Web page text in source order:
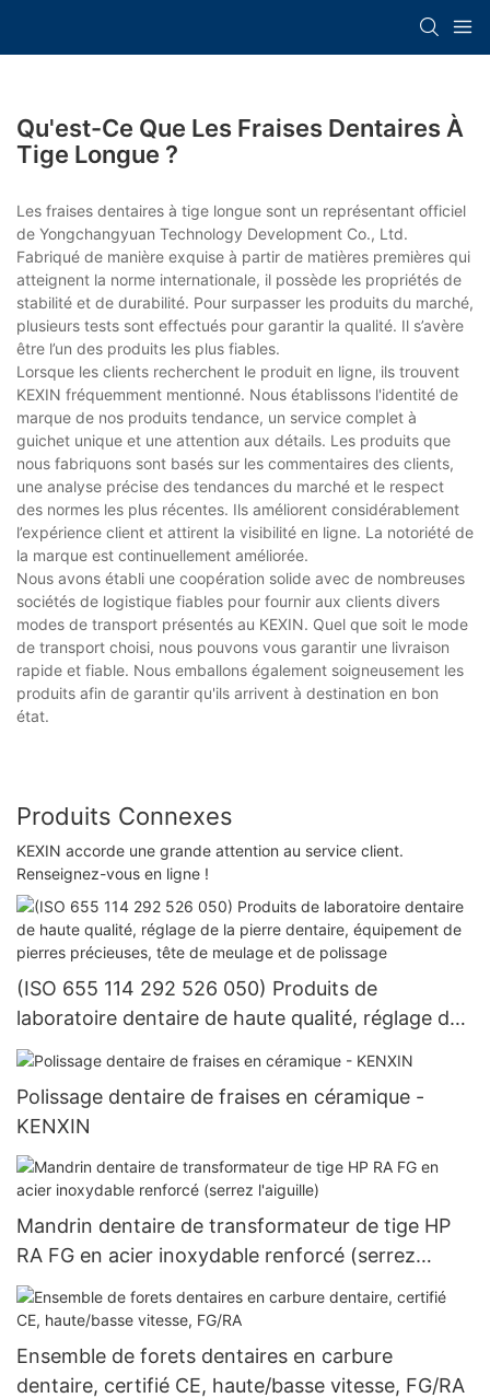
Qu'est-Ce Que Les Fraises Dentaires À
Tige Longue ?
Les fraises dentaires à tige longue sont un représentant officiel
de Yongchangyuan Technology Development Co., Ltd.
Fabriqué de manière exquise à partir de matières premières qui
atteignent la norme internationale, il possède les propriétés de
stabilité et de durabilité. Pour surpasser les produits du marché,
plusieurs tests sont effectués pour garantir la qualité. Il s’avère
être l’un des produits les plus fiables.
Lorsque les clients recherchent le produit en ligne, ils trouvent
KEXIN fréquemment mentionné. Nous établissons l'identité de
marque de nos produits tendance, un service complet à
guichet unique et une attention aux détails. Les produits que
nous fabriquons sont basés sur les commentaires des clients,
une analyse précise des tendances du marché et le respect
des normes les plus récentes. Ils améliorent considérablement
l’expérience client et attirent la visibilité en ligne. La notoriété de
la marque est continuellement améliorée.
Nous avons établi une coopération solide avec de nombreuses
sociétés de logistique fiables pour fournir aux clients divers
modes de transport présentés au KEXIN. Quel que soit le mode
de transport choisi, nous pouvons vous garantir une livraison
rapide et fiable. Nous emballons également soigneusement les
produits afin de garantir qu'ils arrivent à destination en bon
état.
Produits Connexes
KEXIN accorde une grande attention au service client.
Renseignez-vous en ligne !
(ISO 655 114 292 526 050) Produits de
laboratoire dentaire de haute qualité, réglage de
la pierre dentaire, équipement de pierres
précieuses, tête de meulage et de polissage
Polissage dentaire de fraises en céramique -
KENXIN
Mandrin dentaire de transformateur de tige HP
RA FG en acier inoxydable renforcé (serrez
l'aiguille)
Ensemble de forets dentaires en carbure
dentaire, certifié CE, haute/basse vitesse, FG/RA